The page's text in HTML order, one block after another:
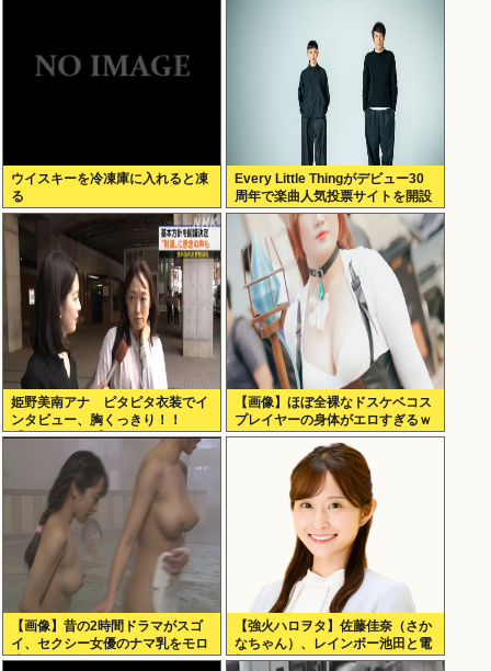
ウイスキーを冷凍庫に入れると凍
る
Every Little Thingがデビュー30
周年で楽曲人気投票サイトを開設
俺はもちろんFace the Changeに
入れてきたぞ
姫野美南アナ ピタピタ衣装でイ
ンタビュー、胸くっきり！！
【GIF動画あり】
【画像】ほぼ全裸なドスケベコス
プレイヤーの身体がエロすぎるｗ
ｗｗ
【画像】昔の2時間ドラマがスゴ
イ、セクシー女優のナマ乳をモロ
流し
【強火ハロヲタ】佐藤佳奈（さか
なちゃん）、レインボー池田と電
撃結婚！